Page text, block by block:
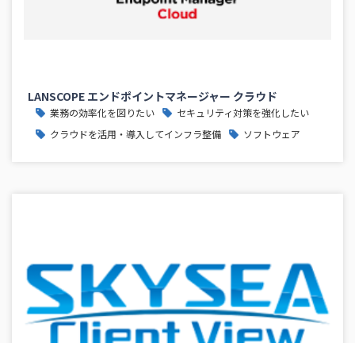
LANSCOPE エンドポイントマネージャー クラウド
業務の効率化を図りたい
セキュリティ対策を強化したい
クラウドを活用・導入してインフラ整備
ソフトウェア